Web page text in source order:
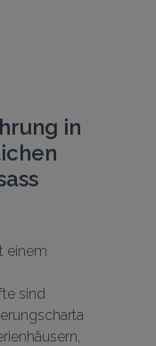
in
einem
sind